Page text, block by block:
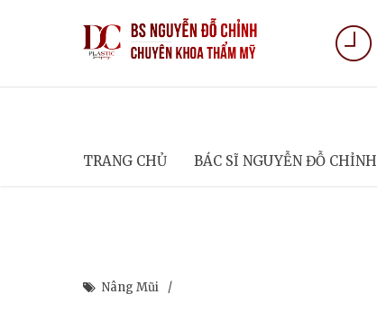
TRANG CHỦ BÁC SĨ NGUYỄN ĐỖ CHỈNH
Nâng Mũi